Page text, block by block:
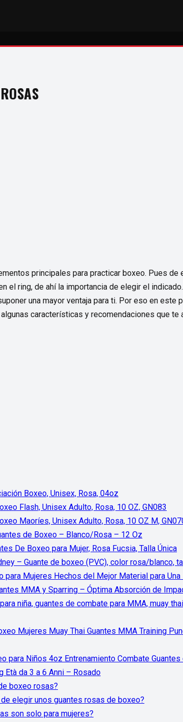
principales para practicar boxeo. Pues de
el ring, de ahí la importancia de elegir el
una mayor ventaja para ti. Por eso en este
características y recomendaciones que te
Boxeo, Unisex, Rosa, 04oz
Flash, Unisex Adulto, Rosa, 10 OZ, GN083
Maoríes, Unisex Adulto, Rosa, 10 OZ M,
de Boxeo – Blanco/Rosa – 12 Oz
De Boxeo para Mujer, Rosa Fucsia, Talla Única
– Guante de boxeo (PVC), color rosa/blanco,
para Mujeres Hechos del Mejor Material para
MMA y Sparring – Óptima Absorción de
niña, guantes de combate para MMA, muay
Mujeres Muay Thai Guantes MMA Training
para Niños 4oz Entrenamiento Combate
Età da 3 a 6 Anni – Rosado
boxeo rosas?
elegir unos guantes rosas de boxeo?
son solo para mujeres?